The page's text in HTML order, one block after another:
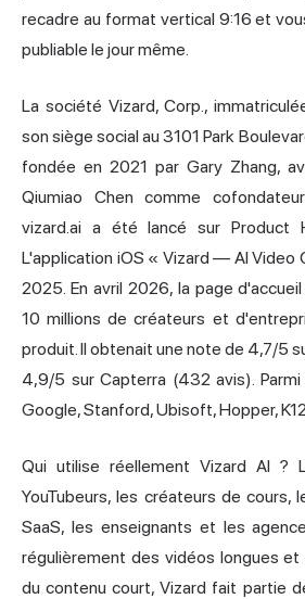
recadre au format vertical 9:16 et
publiable le jour même.
La société Vizard, Corp.,
son siège social au 3101 Park
fondée en 2021 par Gary Zhang,
Qiumiao Chen comme
vizard.ai a été lancé sur Product
L'application iOS « Vizard — AI Video
2025. En avril 2026, la page
10 millions de créateurs et
produit. Il obtenait une note de 4,7/5
4,9/5 sur Capterra (432 avis).
Google, Stanford, Ubisoft, Hopper,
Qui utilise réellement Vizard AI ?
YouTubeurs, les créateurs de cours,
SaaS, les enseignants et les
régulièrement des vidéos longues
du contenu court, Vizard fait partie